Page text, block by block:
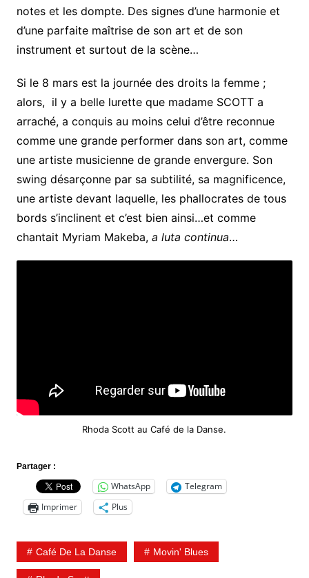
notes et les dompte. Des signes d’une harmonie et
d’une parfaite maîtrise de son art et de son
instrument et surtout de la scène…
Si le 8 mars est la journée des droits la femme ;
alors, il y a belle lurette que madame SCOTT a
arraché, a conquis au moins celui d’être reconnue
comme une grande performer dans son art, comme
une artiste musicienne de grande envergure. Son
swing désarçonne par sa subtilité, sa magnificence,
une artiste devant laquelle, les phallocrates de tous
bords s’inclinent et c’est bien ainsi…et comme
chantait Myriam Makeba, a luta continua…
Rhoda Scott au Café de la Danse.
Partager :
WhatsApp
Telegram
Imprimer
Plus
Café De La Danse Movin' Blues